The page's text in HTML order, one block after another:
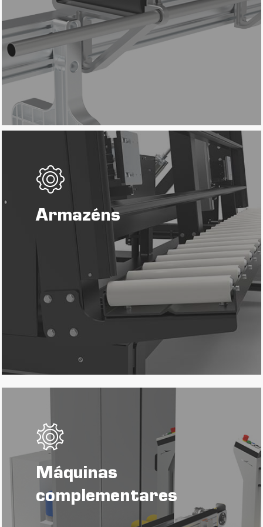
Armazéns
Máquinas
complementares